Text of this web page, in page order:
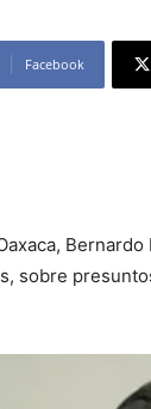
Facebook
sobre